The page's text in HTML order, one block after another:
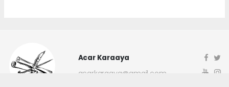
Acar Karaaya
acarkaraaya@gmail.com